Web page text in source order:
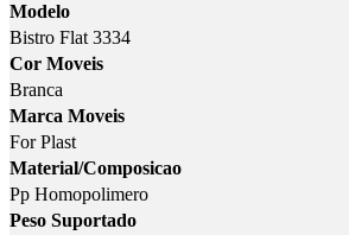
Modelo
Bistro Flat 3334
Cor Moveis
Branca
Marca Moveis
For Plast
Material/Composicao
Pp Homopolimero
Peso Suportado